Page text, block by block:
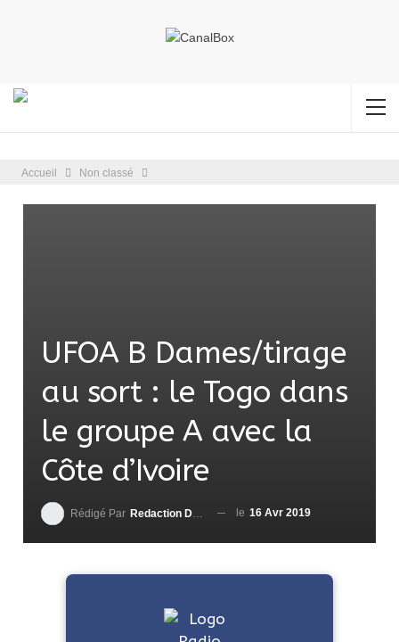
Accueil Non classé
UFOA B Dames/tirage
au sort : le Togo dans
le groupe A avec la
Côte d’Ivoire
Rédigé Par Redaction DjenaSport le 16 Avr 2019